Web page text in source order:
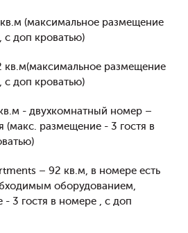
(максимальное размещение
с доп кроватью)
кв.м(максимальное размещение
с доп кроватью)
- двухкомнатный номер –
(макс. размещение - 3 гостя в
– 92 кв.м, в номере есть
оборудованием,
3 гостя в номере , с доп